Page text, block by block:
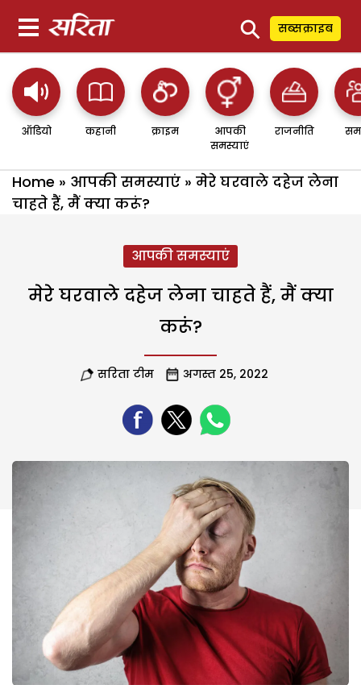
⚲ सब्सक्राइब
ऑडियो कहानी क्राइम
आपकी
समस्याएं
राजनीति
Home » आपकी समस्याएं » मेरे घरवाले दहेज लेना
चाहते हैं, मैं क्या करूं?
आपकी समस्याएं
मेरे घरवाले दहेज लेना चाहते हैं, मैं क्या
करूं?
सरिता टीम अगस्त 25, 2022